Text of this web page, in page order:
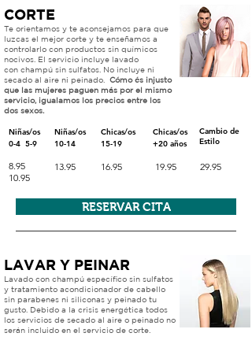
CORTE
Te orientamos y te aconsejamos para que
luzcas el mejor corte y te enseñamos a
controlarlo con productos sin químicos
nocivos. El servicio incluye lavado
con champú sin sulfatos. No incluye ni
secado al aire ni peinado.
Cómo és injusto
que las mujeres paguen más por el mismo
servicio, igualamos los precios entre los
dos sexos.
Niñas/os
0-4 5-9
Niñas/os
10-14
Chicas/os
15-19
Chicas/os
+20 años
Cambio de
Estilo
8.95
10.95
13.95 16.95 19.95 29.95
RESERVAR CITA
LAVAR Y PEINAR
Lavado con champú específico sin sulfatos
y tratamiento acondicionador de cabello
sin parabenes ni siliconas y peinado tu
gusto. Debido a la crisis energética todos
los servicios de secado al aire o peinado no
serán incluido en el servicio de corte.